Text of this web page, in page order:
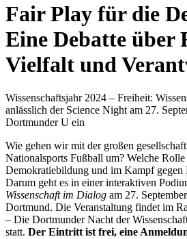
Fair Play für die
Eine Debatte über
Vielfalt und
Wissenschaftsjahr 2024 – Freiheit:
anlässlich der Science Night am 27.
Dortmunder U ein
Wie gehen wir mit der großen
Nationalsports Fußball um? Welche
Demokratiebildung und im Kampf gegen
Darum geht es in einer interaktiven
Wissenschaft im Dialog am 27.
Dortmund. Die Veranstaltung findet im
– Die Dortmunder Nacht der
statt. Der Eintritt ist frei, eine